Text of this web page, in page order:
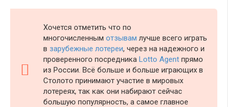
Хочется отметить что по
многочисленным отзывам лучше всего играть
в зарубежные лотереи, через на надежного и
проверенного посредника Lotto Agent прямо
из России. Всё больше и больше играющих в
Столото принимают участие в мировых
лотереях, так как они набирают сейчас
большую популярность, а самое главное